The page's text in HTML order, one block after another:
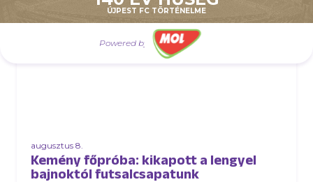
ÚJPEST FC TÖRTÉNELME
Powered by
augusztus 8.
Kemény főpróba: kikapott a lengyel
bajnoktól futsalcsapatunk